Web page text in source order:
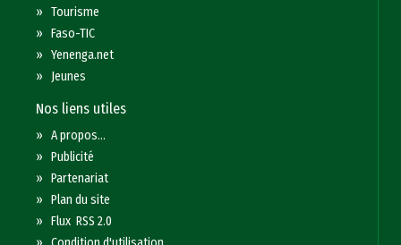
»Tourisme
»Faso-TIC
»Yenenga.net
» Jeunes
Nos liens utiles
»A propos...
»Publicité
»Partenariat
»Plan du site
»Flux RSS 2.0